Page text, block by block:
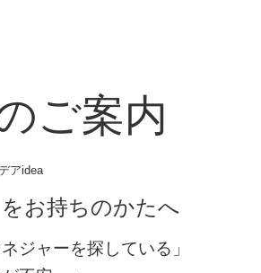
ご案内
アidea
お持ちのかたへ
ジャーを探している」